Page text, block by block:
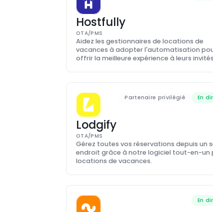
Hostfully
OTA/PMS
Aidez les gestionnaires de locations de
vacances à adopter l'automatisation
offrir la meilleure expérience à leurs
Partenaire privilégié En
Lodgify
OTA/PMS
Gérez toutes vos réservations depuis un
endroit grâce à notre logiciel tout-en-un
locations de vacances.
En